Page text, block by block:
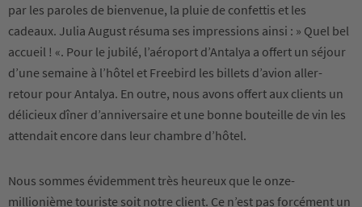
par les paroles de bienvenue, la pluie de confettis et les
cadeaux. Julia August résuma ses impressions ainsi : » Quel bel
accueil ! «. Pour le jubilé, l’aéroport d’Antalya a offert un séjour
d’une semaine à l’hôtel et Freebird les billets d’avion aller-
retour pour Antalya. En outre, nous avons offert aux clients un
délicieux dîner d’anniversaire et une bonne bouteille de vin les
attendait encore dans leur chambre d’hôtel.
Nous sommes évidemment très heureux que le onze-
millionième touriste soit notre client. Ce n’est pas forcément un